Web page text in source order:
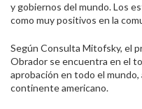
y gobiernos del mundo. Los
como muy positivos en la
Según Consulta Mitofsky, el
Obrador se encuentra en el
aprobación en todo el
continente americano.